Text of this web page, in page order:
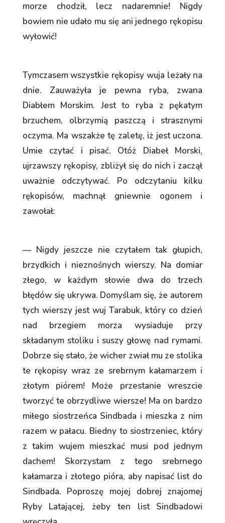
morze chodził, lecz nadaremnie! Nigdy
bowiem nie udało mu się ani jednego rękopisu
wyłowić!
Tymczasem wszystkie rękopisy wuja leżały na
dnie. Zauważyła je pewna ryba, zwana
Diabłem Morskim. Jest to ryba z pękatym
brzuchem, olbrzymią paszczą i strasznymi
oczyma. Ma wszakże tę zaletę, iż jest uczona.
Umie czytać i pisać. Otóż Diabeł Morski,
ujrzawszy rękopisy, zbliżył się do nich i zaczął
uważnie odczytywać. Po odczytaniu kilku
rękopisów, machnął gniewnie ogonem i
zawołał:
— Nigdy jeszcze nie czytałem tak głupich,
brzydkich i nieznośnych wierszy. Na domiar
złego, w każdym słowie dwa do trzech
błędów się ukrywa. Domyślam się, że autorem
tych wierszy jest wuj Tarabuk, który co dzień
nad brzegiem morza wysiaduje przy
składanym stoliku i suszy głowę nad rymami.
Dobrze się stało, że wicher zwiał mu ze stolika
te rękopisy wraz ze srebrnym kałamarzem i
złotym piórem! Może przestanie wreszcie
tworzyć te obrzydliwe wiersze! Ma on bardzo
miłego siostrzeńca Sindbada i mieszka z nim
razem w pałacu. Biedny to siostrzeniec, który
z takim wujem mieszkać musi pod jednym
dachem! Skorzystam z tego srebrnego
kałamarza i złotego pióra, aby napisać list do
Sindbada. Poproszę mojej dobrej znajomej
Ryby Latającej, żeby ten list Sindbadowi